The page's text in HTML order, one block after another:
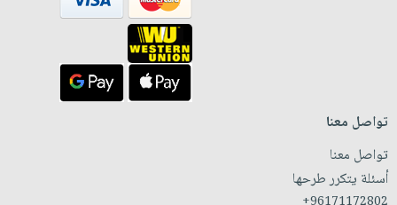
تواصل معنا
تواصل معنا
أسئلة يتكرر طرحها